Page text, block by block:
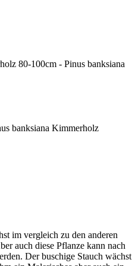
80-100cm - Pinus banksiana
banksiana Kimmerholz
im vergleich zu den anderen
auch diese Pflanze kann nach
Der buschige Stauch wächst